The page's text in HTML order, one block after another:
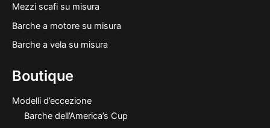
Mezzi scafi su misura
Barche a motore su misura
Barche a vela su misura
Boutique
Modelli d’eccezione
Barche dell’America’s Cup